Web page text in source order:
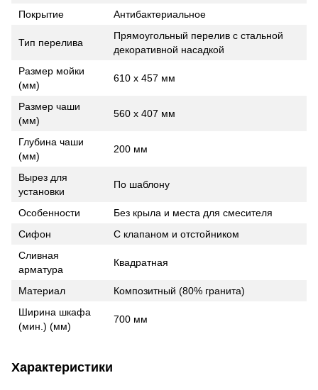
Покрытие
Антибактериальное
Тип перелива
Прямоугольный перелив с стальной
декоративной насадкой
Размер мойки
(мм)
610 x 457 мм
Размер чаши
(мм)
560 x 407 мм
Глубина чаши
(мм)
200 мм
Вырез для
установки
По шаблону
Особенности
Без крыла и места для смесителя
Сифон
С клапаном и отстойником
Сливная
арматура
Квадратная
Материал
Композитный (80% гранита)
Ширина шкафа
(мин.) (мм)
700 мм
Характеристики